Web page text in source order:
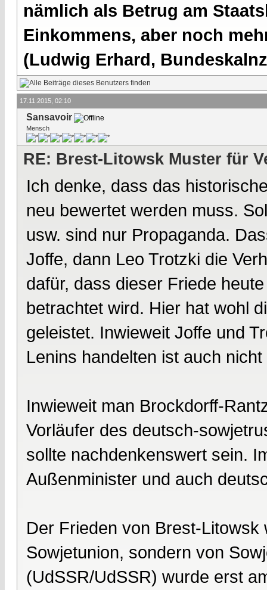
nämlich als Betrug am
Einkommens, aber noch
(Ludwig Erhard,
17.11.2015, 02:10
Sansavoir
Mensch
RE: Brest-Litowsk Muster für
Ich denke, dass das
neu bewertet werden muss.
usw. sind nur Propaganda.
Joffe, dann Leo Trotzki die
dafür, dass dieser Friede
betrachtet wird. Hier hat wohl
geleistet. Inwieweit Joffe und
Lenins handelten ist auch
Inwieweit man Brockdorff-
Vorläufer des deutsch-
sollte nachdenkenswert sein.
Außenminister und auch
Der Frieden von Brest-
Sowjetunion, sondern von
(UdSSR/UdSSR) wurde erst